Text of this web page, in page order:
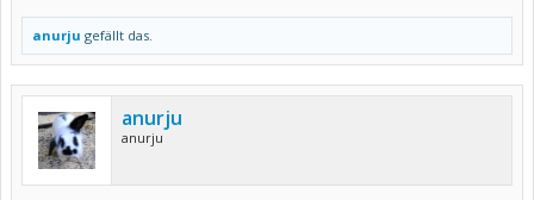
anurju gefällt das.
anurju
anurju